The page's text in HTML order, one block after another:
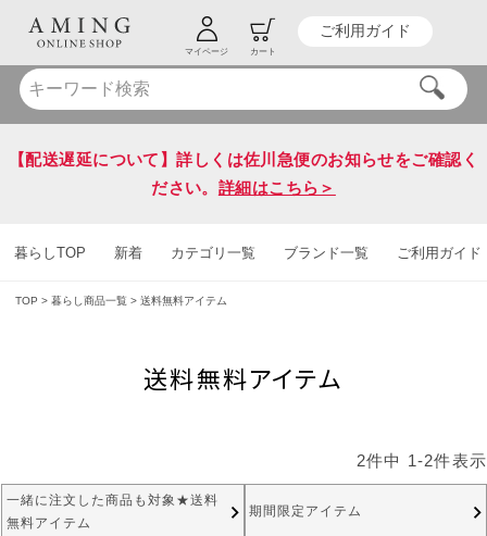
マイページ カート
ご利用ガイド
HOT KEY WORD #炭八 #送料無料
【配送遅延について】詳しくは佐川急便のお知らせをご確認く
ださい。 詳細はこちら＞
暮らしTOP 新着 カテゴリ一覧 ブランド一覧 ご利用ガイド
TOP 暮らし商品一覧 送料無料アイテム
送料無料アイテム
2件中 1 -2件表示
一緒に注文した商品も対象★送料
無料アイテム
期間限定アイテム